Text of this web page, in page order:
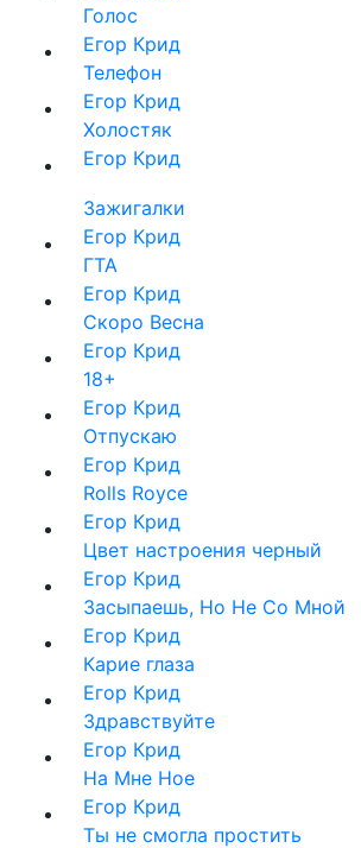
Голос
Егор Крид
Телефон
Егор Крид
Холостяк
Егор Крид
Зажигалки
Егор Крид
ГТА
Егор Крид
Скоро Весна
Егор Крид
18+
Егор Крид
Отпускаю
Егор Крид
Rolls Royce
Егор Крид
Цвет настроения черный
Егор Крид
Засыпаешь, Но Не Со Мной
Егор Крид
Карие глаза
Егор Крид
Здравствуйте
Егор Крид
На Мне Hoe
Егор Крид
Ты не смогла простить